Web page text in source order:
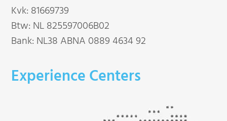
Kvk: 81669739
Btw: NL 825597006B02
Bank: NL38 ABNA 0889 4634 92
Experience Centers